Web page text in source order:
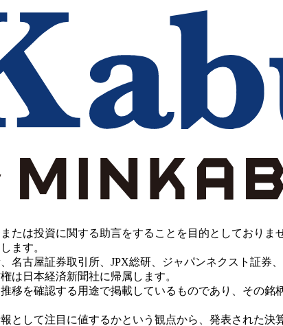
たは投資に関する助言をすることを目的としておりま
ます。
古屋証券取引所、JPX総研、ジャパンネクスト証券、
は日本経済新聞社に帰属します。
移を確認する用途で掲載しているものであり、その
として注目に値するかという観点から、発表された